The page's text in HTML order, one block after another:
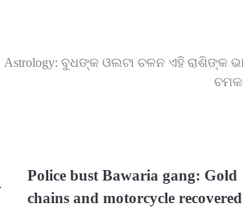
Astrology: ବୁଧଙ୍କ ଓଲଟା ଚଳନ ଏହି ରାଶିଙ୍କ
Police bust Bawaria gang: Gold
chains and motorcycle recovered